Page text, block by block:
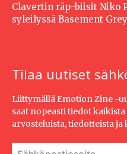
Clavertin räp-biisit Niko
syleilyssä Basement
Tilaa uutiset
Liittymällä Emotion Zine -
saat nopeasti tiedot
arvosteluista, tiedotteista ja